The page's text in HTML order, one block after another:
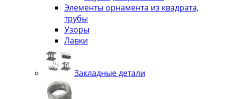
Элементы орнамента из квадрата,
трубы
Узоры
Лавки
Закладные детали